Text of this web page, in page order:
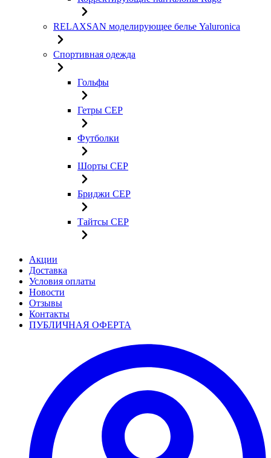
RELAXSAN моделирующее белье Yaluroniсa
Спортивная одежда
Гольфы
Гетры CEP
Футболки
Шорты CEP
Бриджи CEP
Тайтсы CEP
Акции
Доставка
Условия оплаты
Новости
Отзывы
Контакты
ПУБЛИЧНАЯ ОФЕРТА